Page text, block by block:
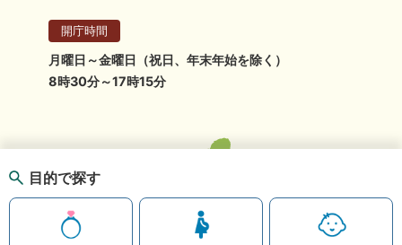
目的で探す
開庁時間
月曜日～金曜日（祝日、年末年始を除く）
8時30分～17時15分